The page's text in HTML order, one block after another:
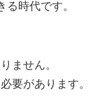
時代です。
ません。
要があります。